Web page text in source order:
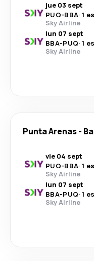
jue 03 sept
PUQ-BBA· 1
Sky Airline
lun 07 sept
BBA-PUQ· 1
Sky Airline
Punta Arenas-
vie 04 sept
PUQ-BBA· 1
Sky Airline
lun 07 sept
BBA-PUQ· 1
Sky Airline